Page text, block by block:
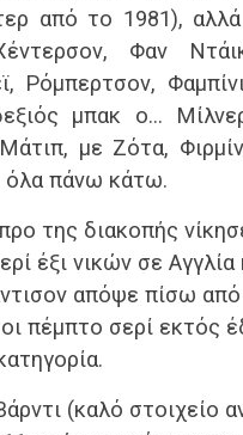
από το 1981), αλλά
Φαν
Ρόμπερτσον,
μπακ ο…
με Ζότα,
όλα πάνω κάτω.
της διακοπής
έξι νικών σε
απόψε πίσω από
πέμπτο σερί εκτός
(καλό στοιχείο